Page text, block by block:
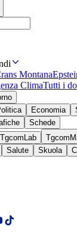
Montana
ClimaTutti i
Economia
Schede
TgcomLab
Salute Skuola